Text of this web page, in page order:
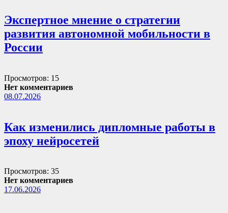
Экспертное мнение о стратегии
развития автономной мобильности в
России
Просмотров: 15
Нет комментариев
08.07.2026
Как изменились дипломные работы в
эпоху нейросетей
Просмотров: 35
Нет комментариев
17.06.2026